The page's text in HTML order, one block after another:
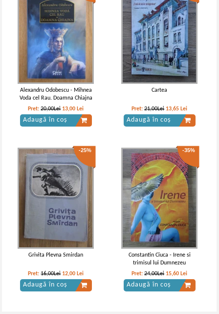
Vintila Corbul - Caderea
Constantinopolului (volumul 1)
(Adevarul)
Vintila Corbul - Caderea
Constantinopolului (volumul 1)
Vintila Corbul - Caderea
Constantinopolelui (volumul I)
Vintila Corbul - Caderea
Constantinopolelui (volumul 2)
Alexandru Odobescu - Mihnea
Voda cel Rau. Doamna Chiajna
Pret:20,00Lei 13,00 Lei
Adaugă în coș
Cartea
Pret:21,00Lei 13,65 Lei
Adaugă în coș
-25%
Grivita Plevna Smirdan
Pret:16,00Lei 12,00 Lei
Adaugă în coș
-35%
Constantin Ciuca - Irene si
trimisul lui Dumnezeu
Pret:24,00Lei 15,60 Lei
Adaugă în coș